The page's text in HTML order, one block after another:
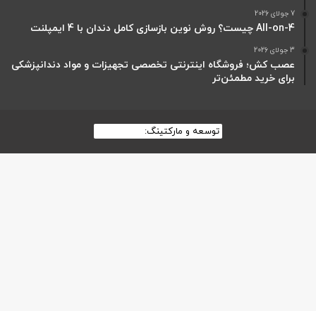
7 جولای 2026
All-on-4 چیست؟ روش نوین بازسازی کامل دندان با 4 ایمپلنت
3 جولای 2026
عصب کش؛ فروشگاه اینترنتی تخصصی تجهیزات و مواد دندانپزشکی
برای خرید مطمئن‌تر
توسعه و مارکتینگ: